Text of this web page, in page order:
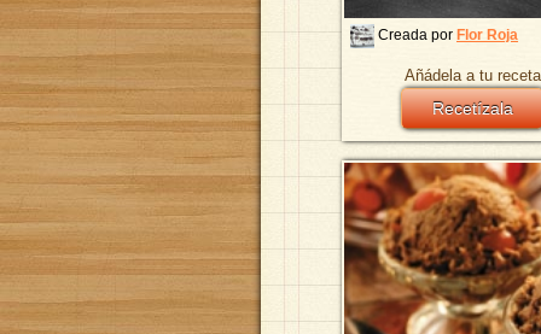
Creada por Flor Roja
Añádela a tu
Recetízala